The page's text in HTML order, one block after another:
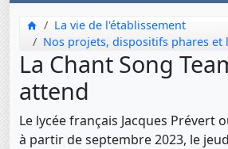
La vie de l'établissement
Nos projets, dispositifs phares et
La Chant Song
attend
Le lycée français Jacques Prévert
à partir de septembre 2023, le